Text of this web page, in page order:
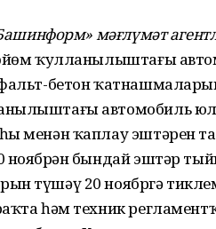
мәғлүмәт
ҡулланылыштағы
бетон
автомобиль
менән ҡаплау эштәрен
бындай эштәр
түшәү 20 ноябргә
һәм техник